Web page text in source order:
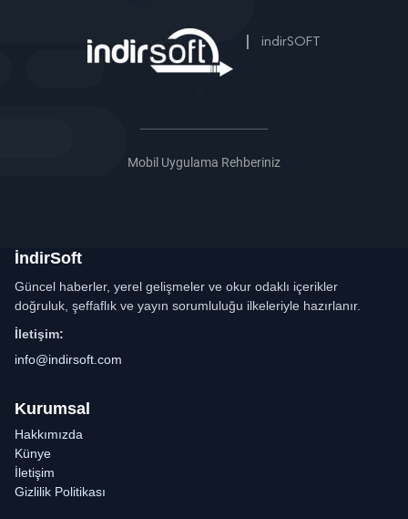
indirSOFT
Mobil Uygulama Rehberiniz
İndirSoft
Güncel haberler, yerel gelişmeler ve okur odaklı içerikler
doğruluk, şeffaflık ve yayın sorumluluğu ilkeleriyle hazırlanır.
İletişim:
info@indirsoft.com
Kurumsal
Hakkımızda
Künye
İletişim
Gizlilik Politikası